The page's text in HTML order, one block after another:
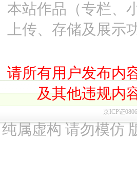
本站作品（专栏、
上传、存储及展
请所有用户发布内
及其他违规内
京ICP证
纯属虚构 请勿模仿